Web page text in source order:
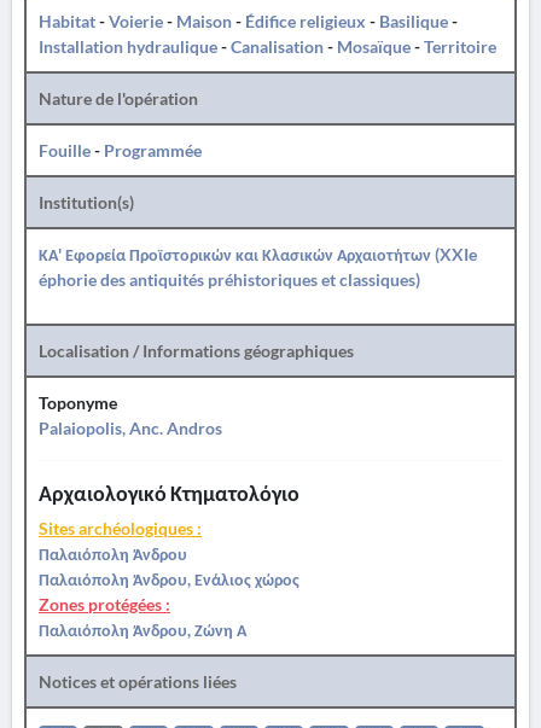
Habitat-Voierie- Maison- Édifice religieux - Basilique-
Installation hydraulique-Canalisation- Mosaïque-Territoire
Nature de l'opération
Fouille- Programmée
Institution(s)
ΚΑ' Εφορεία Προϊστορικών και Κλασικών Αρχαιοτήτων (XXIe
éphorie des antiquités préhistoriques et classiques)
Localisation / Informations géographiques
Toponyme
Palaiopolis, Anc. Andros
Αρχαιολογικό Κτηματολόγιο
Sites archéologiques :
Παλαιόπολη Άνδρου
Παλαιόπολη Άνδρου, Ενάλιος χώρος
Zones protégées :
Παλαιόπολη Άνδρου, Ζώνη Α
Notices et opérations liées